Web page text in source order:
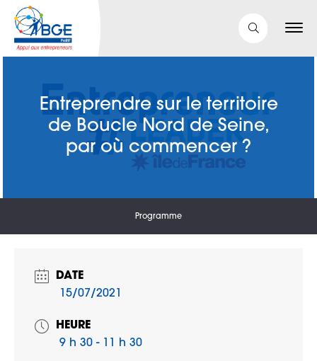
Entreprendre sur le territoire
de Boucle Nord de Seine,
par où commencer ?
Programme
DATE
15/07/2021
HEURE
9 h 30 - 11 h 30